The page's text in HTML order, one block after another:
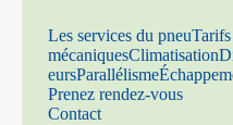
Les services du pneuTarifs
mécaniquesClimatisation
eursParallélisme
Prenez rendez-vous
Contact